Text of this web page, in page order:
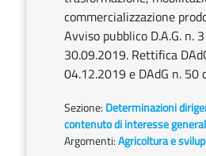
commercializzazione
Avviso pubblico D.A.G. n.
30.09.2019. Rettifica
04.12.2019 e DAdG n.
Sezione: Determinazioni
contenuto di interesse
Argomenti:Agricoltura e